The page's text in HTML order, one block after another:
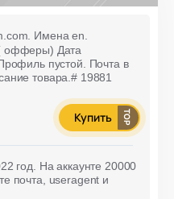
Имена en.
офферы) Дата
пустой. Почта в
товара.# 19881
Купить
год. На аккаунте 20000
почта, useragent и